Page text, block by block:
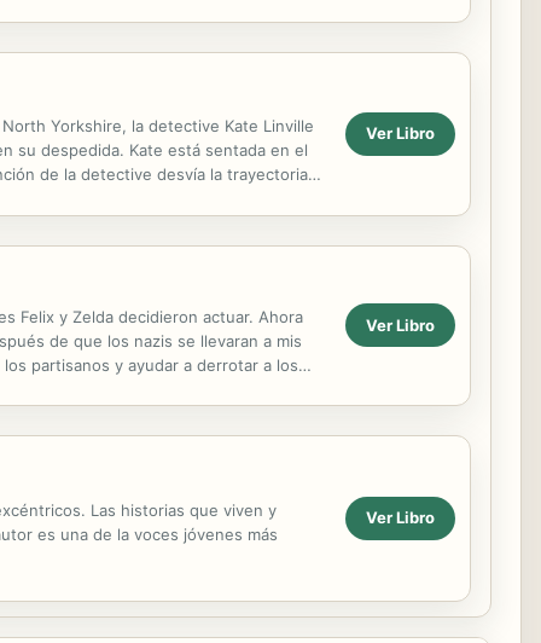
Yorkshire, la detective Kate Linville
su despedida. Kate está sentada en el
de la detective desvía la trayectoria
Ver Libro
Felix y Zelda decidieron actuar. Ahora
de que los nazis se llevaran a mis
partisanos y ayudar a derrotar a los
Ver Libro
Las historias que viven y
es una de la voces jóvenes más
Ver Libro